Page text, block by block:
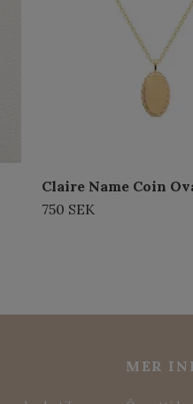
Claire Name Coin
750 SEK
MER